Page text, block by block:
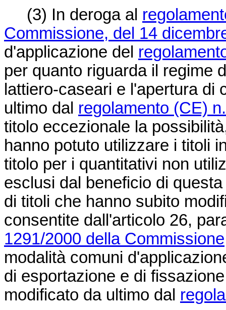
(3) In deroga al
Commissione, del 14
d'applicazione del
per quanto riguarda il regime
lattiero-caseari e l'apertura di
ultimo dal regolamento (CE)
titolo eccezionale la
hanno potuto utilizzare i titoli
titolo per i quantitativi non
esclusi dal beneficio di
di titoli che hanno subito
consentite dall'articolo 26,
1291/2000 della
modalità comuni
di esportazione e di
modificato da ultimo dal